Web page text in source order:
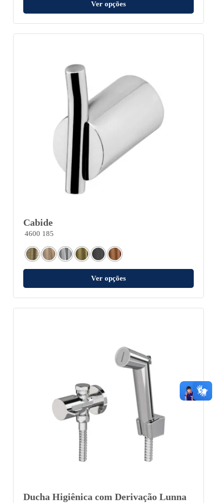
Ver opções
Cabide
4600 185
Ver opções
Ducha Higiênica com Derivação Lunna